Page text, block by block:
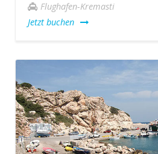
Flughafen-Kremasti
Jetzt buchen